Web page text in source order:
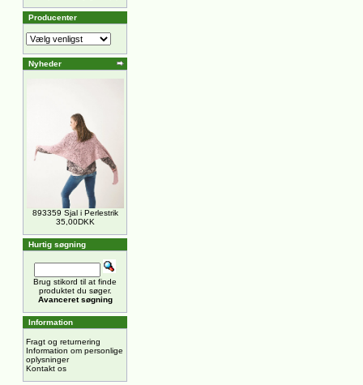
Producenter
Nyheder
893359 Sjal i Perlestrik
35,00DKK
Hurtig søgning
Brug stikord til at finde
produktet du søger.
Avanceret søgning
Information
Fragt og returnering
Information om personlige
oplysninger
Kontakt os